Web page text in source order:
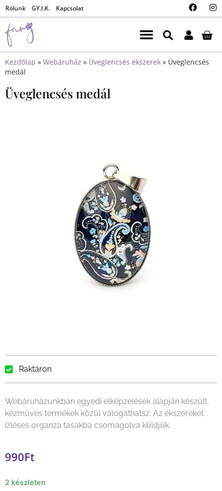
Rólunk GY.I.K. Kapcsolat
Kezdőlap » Webáruház » Üveglencsés ékszerek » Üveglencsés
medál
Üveglencsés medál
Raktáron
Webáruházunkban egyedi elképzelések alapján készült,
kézműves termékek közül válogathatsz. Az ékszereket
ízléses organza tasakba csomagolva küldjük.
990Ft
2 készleten